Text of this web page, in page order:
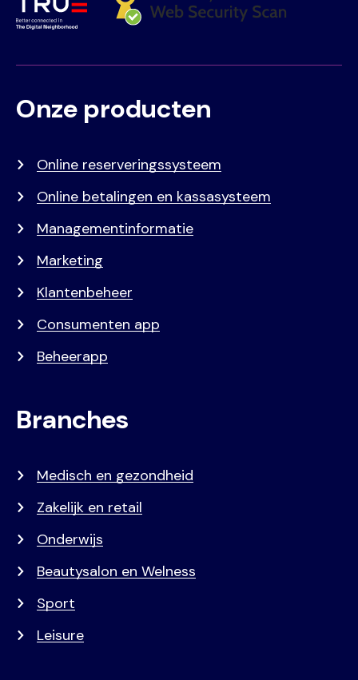
Voet
Primair
Onze producten
Online reserveringssysteem
Online betalingen en kassasysteem
Managementinformatie
Marketing
Klantenbeheer
Consumenten app
Beheerapp
Branches
Medisch en gezondheid
Zakelijk en retail
Onderwijs
Beautysalon en Welness
Sport
Leisure